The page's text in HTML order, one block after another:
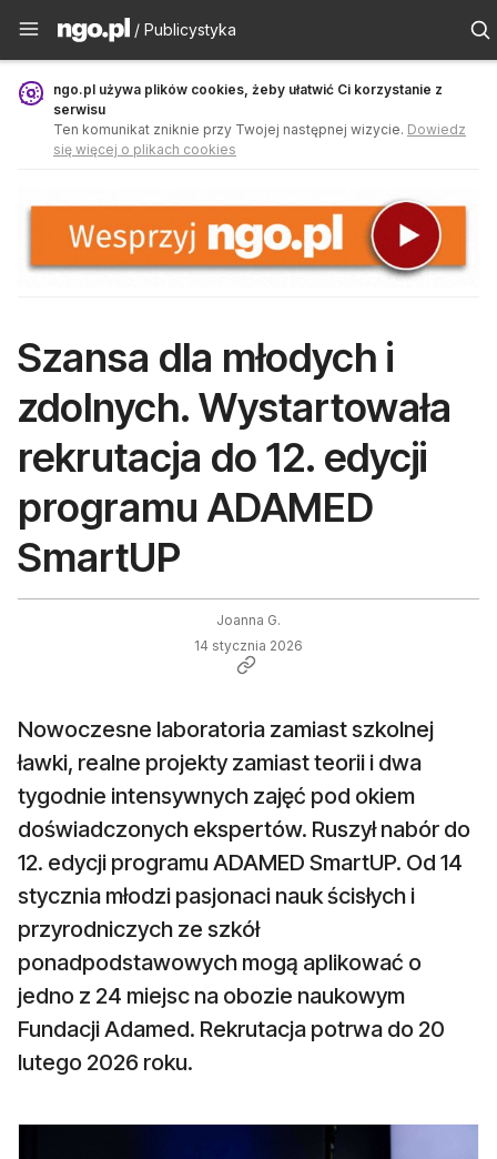
Publicystyka - ngo.pl
/ Publicystyka
ngo.pl używa plików cookies, żeby ułatwić Ci korzystanie z
serwisu
Ten komunikat zniknie przy Twojej następnej wizycie. Dowiedz
się więcej o plikach cookies
Szansa dla młodych i
zdolnych. Wystartowała
rekrutacja do 12. edycji
programu ADAMED
SmartUP
Joanna G.
14 stycznia 2026
Nowoczesne laboratoria zamiast szkolnej
ławki, realne projekty zamiast teorii i dwa
tygodnie intensywnych zajęć pod okiem
doświadczonych ekspertów. Ruszył nabór do
12. edycji programu ADAMED SmartUP. Od 14
stycznia młodzi pasjonaci nauk ścisłych i
przyrodniczych ze szkół
ponadpodstawowych mogą aplikować o
jedno z 24 miejsc na obozie naukowym
Fundacji Adamed. Rekrutacja potrwa do 20
lutego 2026 roku.